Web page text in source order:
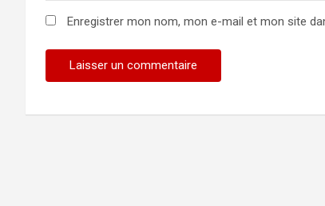
Enregistrer mon nom, mon e-mail et mon site